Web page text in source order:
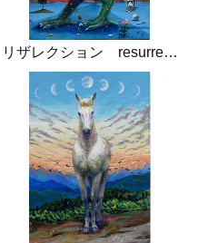
リザレクション resurrection